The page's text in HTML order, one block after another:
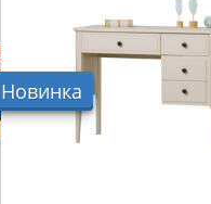
Новинка